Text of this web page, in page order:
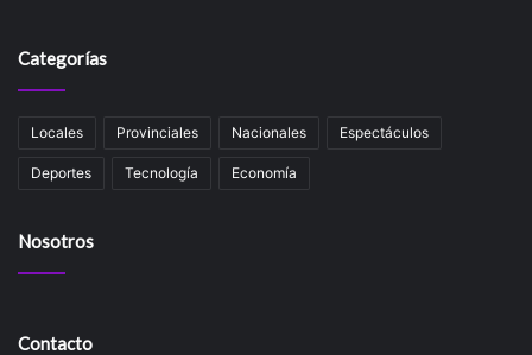
Categorías
Locales Provinciales Nacionales Espectáculos
Deportes Tecnología Economía
Nosotros
Contacto